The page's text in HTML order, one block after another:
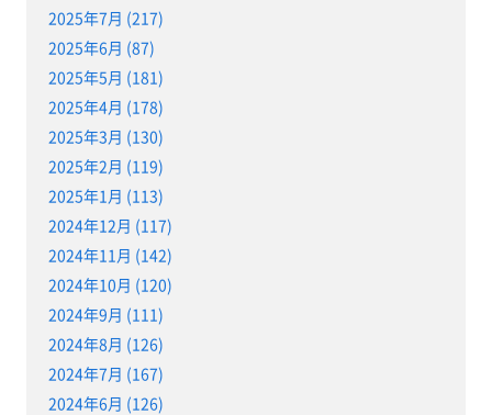
2025年7月 (217)
2025年6月 (87)
2025年5月 (181)
2025年4月 (178)
2025年3月 (130)
2025年2月 (119)
2025年1月 (113)
2024年12月 (117)
2024年11月 (142)
2024年10月 (120)
2024年9月 (111)
2024年8月 (126)
2024年7月 (167)
2024年6月 (126)